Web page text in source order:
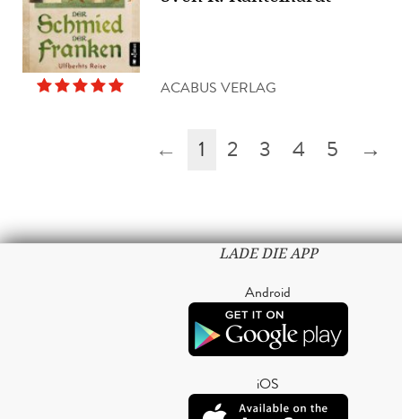
ACABUS VERLAG
← 1 2 3 4 5 →
LADE DIE APP
Android
iOS